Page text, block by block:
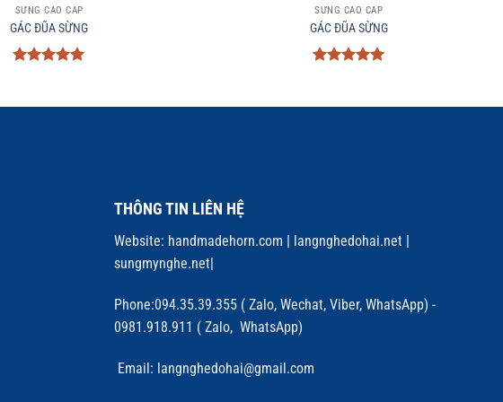
SỪNG CAO CẤP
GÁC ĐŨA SỪNG
sao
SỪNG CAO CẤP
GÁC ĐŨA SỪNG
sao
THÔNG TIN LIÊN HỆ
Website: handmadehorn.com | langnghedohai.net |
sungmynghe.net|
Phone:094.35.39.355 ( Zalo, Wechat, Viber, WhatsApp) -
0981.918.911 ( Zalo, WhatsApp)
Email: langnghedohai@gmail.com